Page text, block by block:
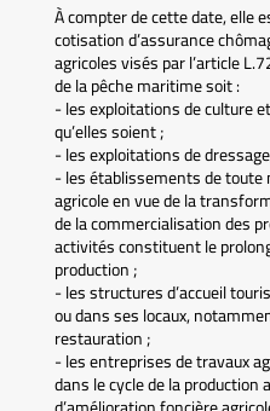
À compter de cette date, elle
cotisation d’assurance
agricoles visés par l’article
de la pêche maritime soit :
- les exploitations de culture
qu’elles soient ;
- les exploitations de
- les établissements de toute
agricole en vue de la
de la commercialisation des
activités constituent le
production ;
- les structures d’accueil
ou dans ses locaux,
restauration ;
- les entreprises de travaux
dans le cycle de la